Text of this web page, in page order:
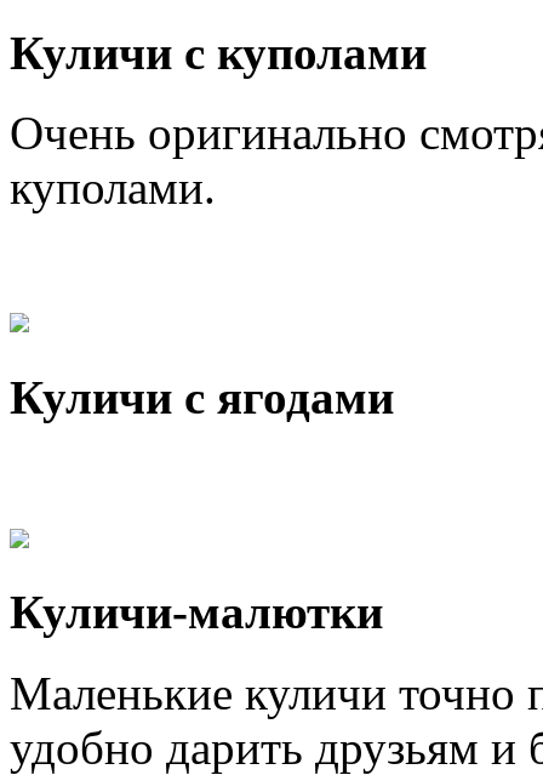
Куличи с куполами
Очень оригинально
куполами.
Куличи с ягодами
Куличи-малютки
Маленькие куличи точно
удобно дарить друзьям и